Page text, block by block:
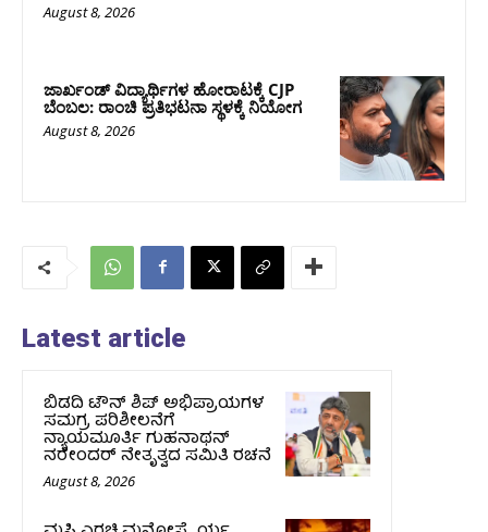
August 8, 2026
ಜಾರ್ಖಂಡ್‌ ವಿದ್ಯಾರ್ಥಿಗಳ ಹೋರಾಟಕ್ಕೆ CJP
ಬೆಂಬಲ: ರಾಂಚಿ ಪ್ರತಿಭಟನಾ ಸ್ಥಳಕ್ಕೆ ನಿಯೋಗ
August 8, 2026
Latest article
ಬಿಡದಿ ಟೌನ್ ಶಿಪ್ ಅಭಿಪ್ರಾಯಗಳ
ಸಮಗ್ರ ಪರಿಶೀಲನೆಗೆ
ನ್ಯಾಯಮೂರ್ತಿ ಗುಹನಾಥನ್
ನರೇಂದರ್ ನೇತೃತ್ವದ ಸಮಿತಿ ರಚನೆ
August 8, 2026